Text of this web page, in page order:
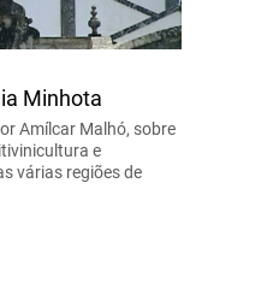
Minhota
Amílcar Malhó, sobre
e
várias regiões de